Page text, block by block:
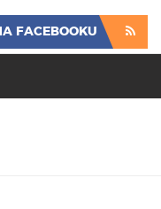
FACEBOOKU